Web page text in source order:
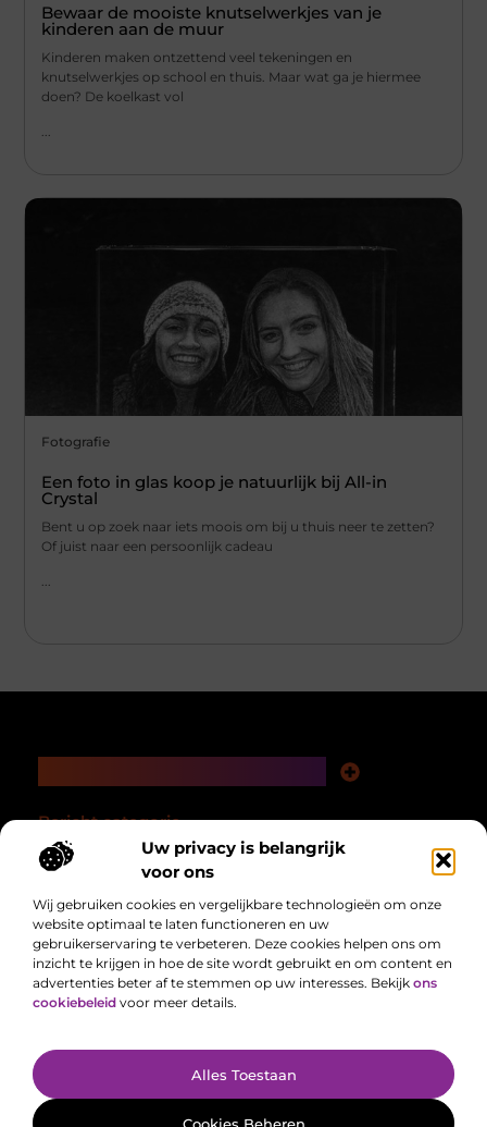
Uw privacy is belangrijk
voor ons
Wij gebruiken cookies en vergelijkbare technologieën om onze
website optimaal te laten functioneren en uw
gebruikerservaring te verbeteren. Deze cookies helpen ons om
inzicht te krijgen in hoe de site wordt gebruikt en om content en
advertenties beter af te stemmen op uw interesses. Bekijk ons
cookiebeleid voor meer details.
Alles Toestaan
Cookies Beheren
Bewaar de mooiste knutselwerkjes van je
kinderen aan de muur
Kinderen maken ontzettend veel tekeningen en
knutselwerkjes op school en thuis. Maar wat ga je hiermee
doen? De koelkast vol
Fotografie
Een foto in glas koop je natuurlijk bij All-in
Crystal
Bent u op zoek naar iets moois om bij u thuis neer te zetten?
Of juist naar een persoonlijk cadeau
...
Bericht categorie
Alles uit het dagelijks leven, verzameld voor jou.
@2025 All Right Reserved. Design bywww.delocatiefotograaf.nl.